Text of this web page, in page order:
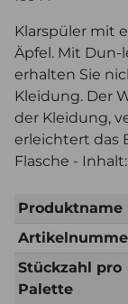
Klarspüler mit
Äpfel. Mit Dun-
erhalten Sie
Kleidung. Der
der Kleidung,
erleichtert das
Flasche -
Produktname
Stückzahl pro
Palette